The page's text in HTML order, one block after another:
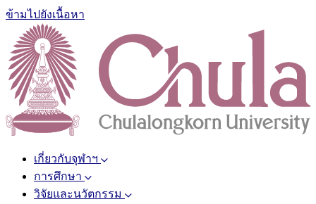
ข้ามไปยังเนื้อหา
เกี่ยวกับจุฬาฯ
การศึกษา
วิจัยและนวัตกรรม